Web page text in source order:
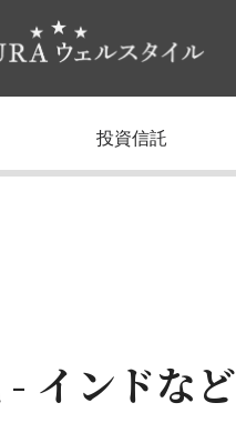
投資信託
インドなど